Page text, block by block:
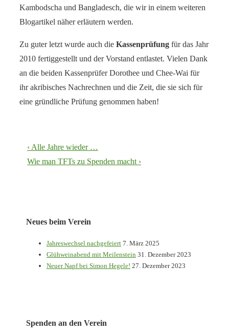
Kambodscha und Bangladesch, die wir in einem weiteren
Blogartikel näher erläutern werden.
Zu guter letzt wurde auch die Kassenprüfung für das Jahr
2010 fertiggestellt und der Vorstand entlastet. Vielen Dank
an die beiden Kassenprüfer Dorothee und Chee-Wai für
ihr akribisches Nachrechnen und die Zeit, die sie sich für
eine gründliche Prüfung genommen haben!
Beitragsnavigation
Vorheriger
Beitrag
‹ Alle Jahre wieder …
Nächster
Wie man TFTs zu Spenden macht ›
Neues beim Verein
Jahreswechsel nachgefeiert 7. März 2025
Glühweinabend mit Meilenstein 31. Dezember 2023
Neuer Napf bei Simon Hegele! 27. Dezember 2023
Spenden an den Verein